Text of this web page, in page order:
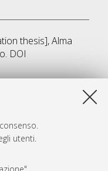
utenti.
thesis], Alma
DOI
20:31:49 2026 CEST.